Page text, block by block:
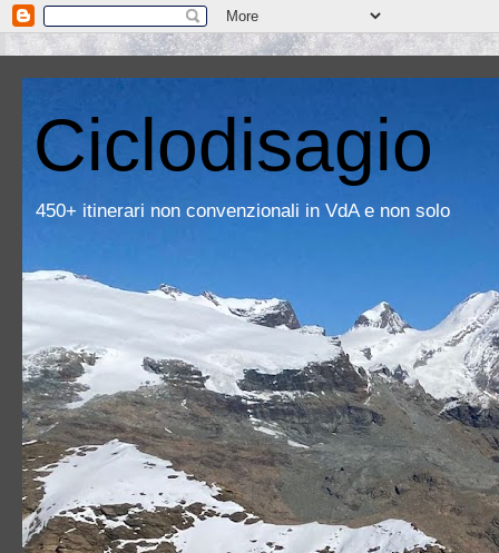
Ciclodisagio
450+ itinerari non convenzionali in VdA e non solo